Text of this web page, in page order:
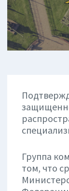
Группа
том, что